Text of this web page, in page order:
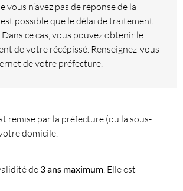
vous n’avez pas de réponse de la
possible que le délai de traitement
ce cas, vous pouvez obtenir le
de votre récépissé. Renseignez-vous
de votre préfecture.
remise par la préfecture (ou la sous-
domicile.
de 3 ans maximum . Elle est